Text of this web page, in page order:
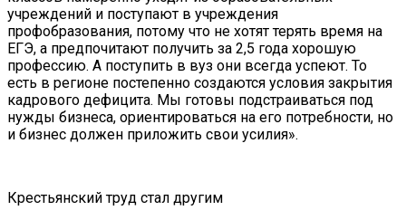
учреждений и поступают в учреждения
профобразования, потому что не хотят терять время на
ЕГЭ, а предпочитают получить за 2,5 года хорошую
профессию. А поступить в вуз они всегда успеют. То
есть в регионе постепенно создаются условия закрытия
кадрового дефицита. Мы готовы подстраиваться под
нужды бизнеса, ориентироваться на его потребности, но
и бизнес должен приложить свои усилия».
Крестьянский труд стал другим